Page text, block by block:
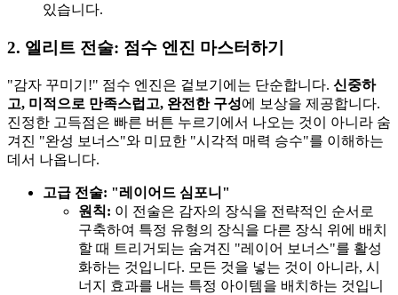
있습니다.
2. 엘리트 전술: 점수 엔진 마스터하기
"감자 꾸미기!" 점수 엔진은 겉보기에는 단순합니다. 신중하
고, 미적으로 만족스럽고, 완전한 구성에 보상을 제공합니다.
진정한 고득점은 빠른 버튼 누르기에서 나오는 것이 아니라 숨
겨진 "완성 보너스"와 미묘한 "시각적 매력 승수"를 이해하는
데서 나옵니다.
고급 전술: "레이어드 심포니"
원칙: 이 전술은 감자의 장식을 전략적인 순서로
구축하여 특정 유형의 장식을 다른 장식 위에 배치
할 때 트리거되는 숨겨진 "레이어 보너스"를 활성
화하는 것입니다. 모든 것을 넣는 것이 아니라, 시
너지 효과를 내는 특정 아이템을 배치하는 것입니